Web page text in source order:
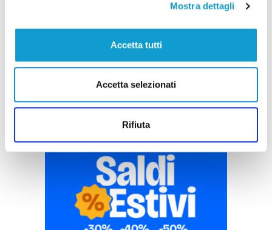
Mostra dettagli
Accetta tutti
Accetta selezionati
Rifiuta
Pubblicità